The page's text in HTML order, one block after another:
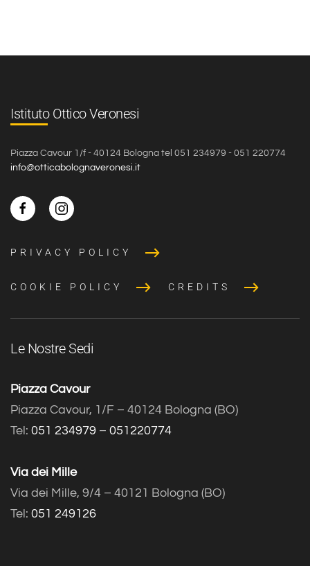
Istituto Ottico Veronesi
Piazza Cavour 1/f - 40124 Bologna tel 051 234979 - 051 220774
info@otticabolognaveronesi.it
PRIVACY POLICY
COOKIE POLICY CREDITS
Le Nostre Sedi
Piazza Cavour
Piazza Cavour, 1/F – 40124 Bologna (BO)
Tel: 051 234979 – 051220774
Via dei Mille
Via dei Mille, 9/4 – 40121 Bologna (BO)
Tel: 051 249126